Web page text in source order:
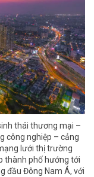
thái thương mại –
công nghiệp – cảng
lưới thị trường
thành phố hướng tới
đầu Đông Nam Á, với